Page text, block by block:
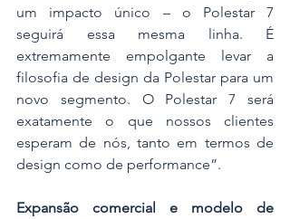
um impacto único – o Polestar 7
seguirá essa mesma linha. É
extremamente empolgante levar a
filosofia de design da Polestar para um
novo segmento. O Polestar 7 será
exatamente o que nossos clientes
esperam de nós, tanto em termos de
design como de performance”.
Expansão comercial e modelo de